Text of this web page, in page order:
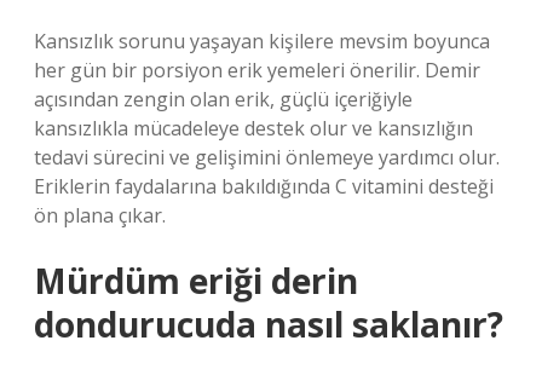
Kansızlık sorunu yaşayan kişilere mevsim boyunca
her gün bir porsiyon erik yemeleri önerilir. Demir
açısından zengin olan erik, güçlü içeriğiyle
kansızlıkla mücadeleye destek olur ve kansızlığın
tedavi sürecini ve gelişimini önlemeye yardımcı olur.
Eriklerin faydalarına bakıldığında C vitamini desteği
ön plana çıkar.
Mürdüm eriği derin
dondurucuda nasıl saklanır?